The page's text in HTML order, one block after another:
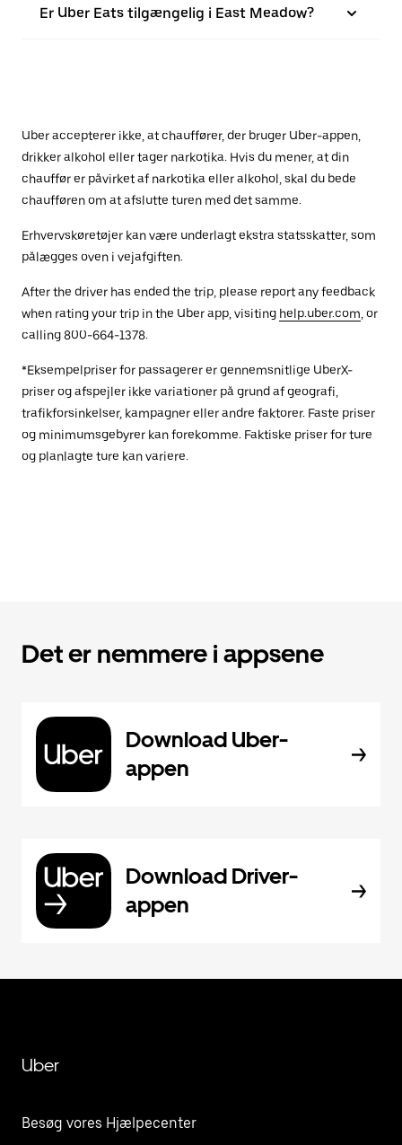
Er Uber Eats tilgængelig i East Meadow?
Uber accepterer ikke, at chauffører, der bruger Uber-appen,
drikker alkohol eller tager narkotika. Hvis du mener, at din
chauffør er påvirket af narkotika eller alkohol, skal du bede
chaufføren om at afslutte turen med det samme.
Erhvervskøretøjer kan være underlagt ekstra statsskatter, som
pålægges oven i vejafgiften.
After the driver has ended the trip, please report any feedback
when rating your trip in the Uber app, visiting help.uber.com , or
calling 800-664-1378.
*Eksempelpriser for passagerer er gennemsnitlige UberX-
priser og afspejler ikke variationer på grund af geografi,
trafikforsinkelser, kampagner eller andre faktorer. Faste priser
og minimumsgebyrer kan forekomme. Faktiske priser for ture
og planlagte ture kan variere.
Det er nemmere i appsene
Download Uber-
appen
Download Driver-
appen
Uber
Besøg vores Hjælpecenter